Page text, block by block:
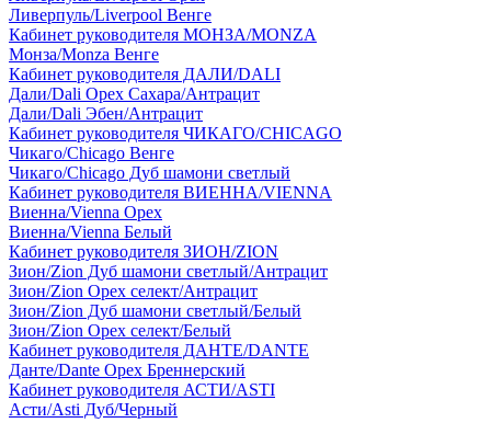
Ливерпуль/Liverpool Венге
Кабинет руководителя МОНЗА/MONZA
Монза/Monza Венге
Кабинет руководителя ДАЛИ/DALI
Дали/Dali Орех Cахара/Антрацит
Дали/Dali Эбен/Антрацит
Кабинет руководителя ЧИКАГО/CHICAGO
Чикаго/Chicago Венге
Чикаго/Chicago Дуб шамони светлый
Кабинет руководителя ВИЕННА/VIENNA
Виенна/Vienna Орех
Виенна/Vienna Белый
Кабинет руководителя ЗИОН/ZION
Зион/Zion Дуб шамони светлый/Антрацит
Зион/Zion Орех селект/Антрацит
Зион/Zion Дуб шамони светлый/Белый
Зион/Zion Орех селект/Белый
Кабинет руководителя ДАНТЕ/DANTE
Данте/Dante Орех Бреннерский
Кабинет руководителя АСТИ/ASTI
Асти/Asti Дуб/Черный